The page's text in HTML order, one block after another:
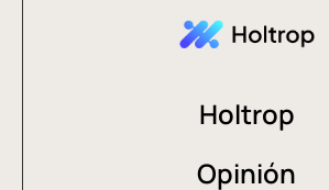
Holtrop
Opinión